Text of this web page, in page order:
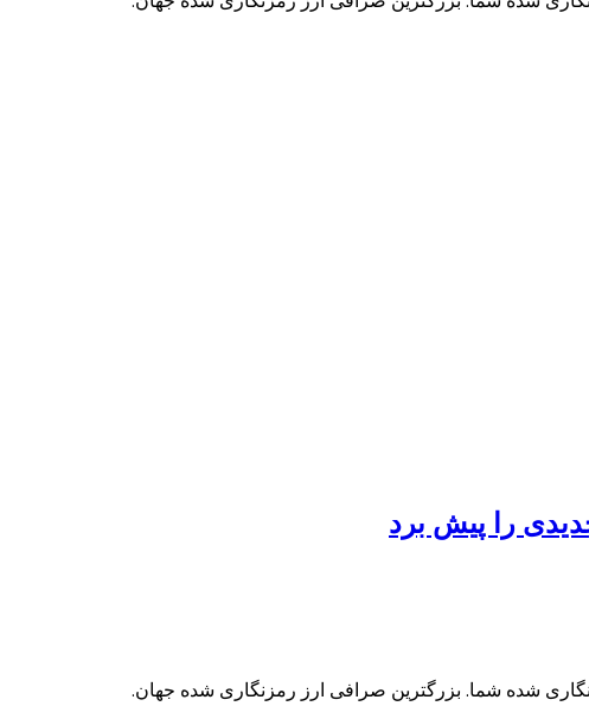
را پیش برد
شده شما. بزرگترین صرافی ارز رمزنگاری شده جهان.